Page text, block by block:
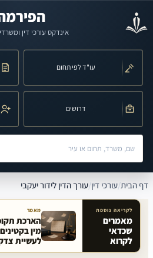
אינדקס עורכי דין ומשרדי
עו"ד לפי תחום
דרושים
חיפוש לפי שם, משרד, תחום משפט או עיר
דף הבית/עורכי דין/עורך הדין לידור יעקבי
מאמרים קשורים באתר
לקריאה נוספת
מאמרים
שכדאי
לקרוא
מאמר
הארכת
מין
לעשיית